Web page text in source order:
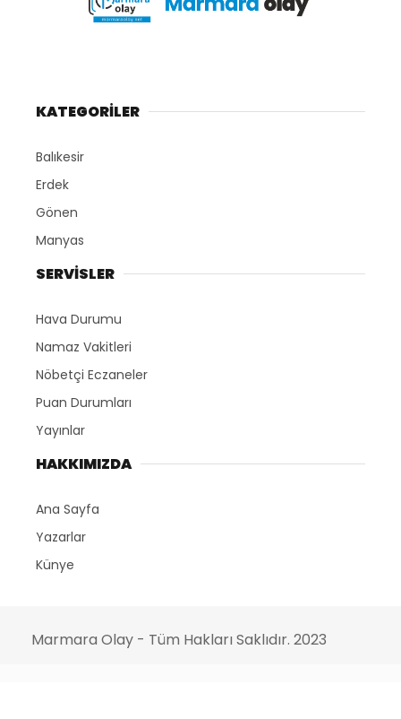
KATEGORİLER
Balıkesir
Erdek
Gönen
Manyas
SERVİSLER
Hava Durumu
Namaz Vakitleri
Nöbetçi Eczaneler
Puan Durumları
Yayınlar
HAKKIMIZDA
Ana Sayfa
Yazarlar
Künye
Marmara Olay - Tüm Hakları Saklıdır. 2023